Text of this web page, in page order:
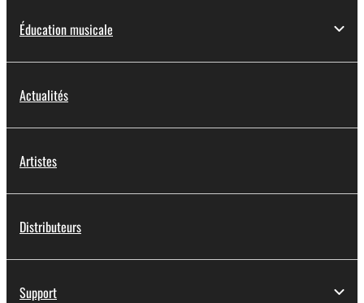
Éducation musicale
Actualités
Artistes
Distributeurs
Support